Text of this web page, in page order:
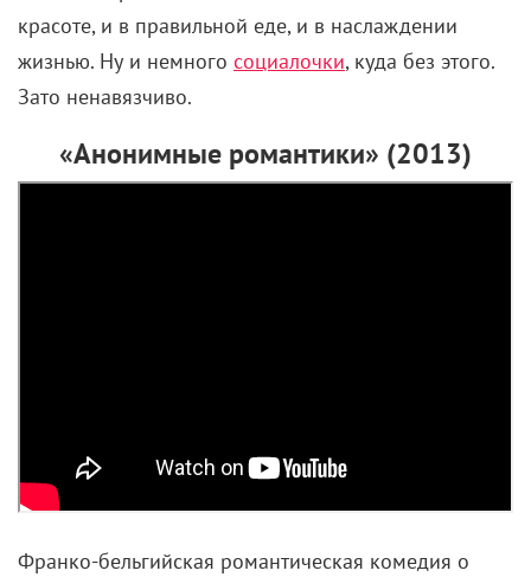
красоте, и в правильной еде, и в наслаждении
жизнью. Ну и немного социалочки, куда без этого.
Зато ненавязчиво.
«Анонимные романтики» (2013)
Франко-бельгийская романтическая комедия о